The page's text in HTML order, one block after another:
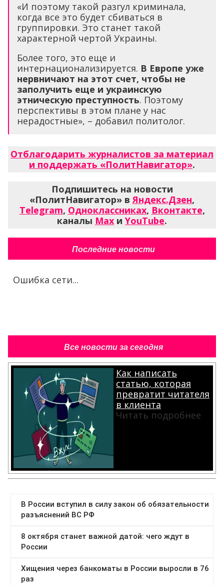
«И поэтому такой разгул криминала,
когда все это будет сбиваться в
группировки. Это станет такой
характерной чертой Украины.
Более того, это еще и
интернационализируется. В Европе уже
нервничают на этот счет, чтобы не
заполучить еще и украинскую
этническую преступность. Поэтому
перспективы в этом плане у нас
нерадостные», – добавил политолог.
Отблагодарить журналистов за материал
и поддержать «ПолитНавигатор».
Подпишитесь на новости
«ПолитНавигатор» вЯндекс.Дзен,
Telegram, Одноклассниках, Вконтакте,
каналы Max и YouTube.
Последние новости
Ошибка сети...
Все новости за сегодня
Как написать
статью, которая
превратит читателя
в клиента
Читать подробнее